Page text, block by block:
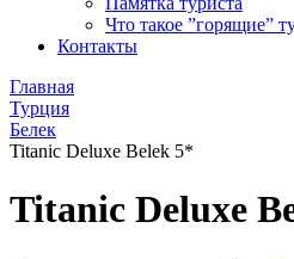
Что такое ”горящие”
Контакты
Главная
Турция
Белек
Titanic Deluxe Belek 5*
Titanic Deluxe